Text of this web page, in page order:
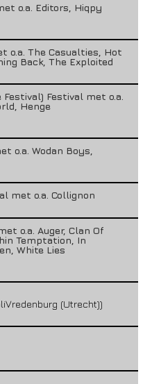
o.a. Editors, Hiqpy
o.a. The Casualties, Hot
Back, The Exploited
Festival met o.a.
Henge
o.a. Wodan Boys,
met o.a. Collignon
o.a. Auger, Clan Of
Temptation, In
White Lies
(Utrecht))